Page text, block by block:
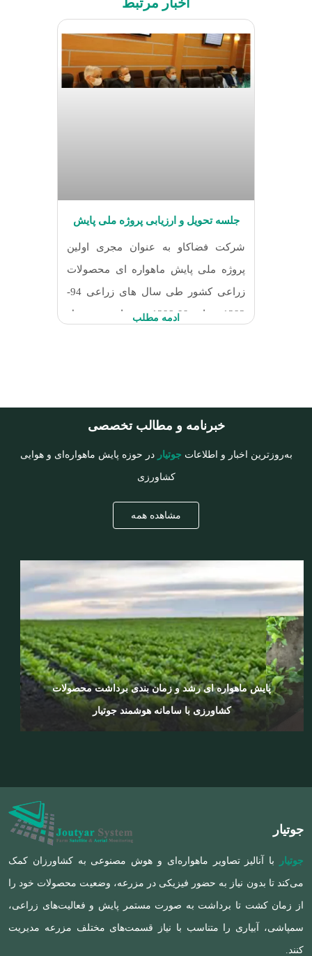
جلسه تحویل و ارزیابی پروژه ملی پایش
شرکت فضاکاو به عنوان مجری اولین
پروژه ملی پایش ماهواره ای محصولات
زراعی کشور طی سال های زراعی 94-
1393 تا 99-1398، چهار محصولادمه مطلب
خبرنامه و مطالب تخصصی
به‌روزترین اخبار و اطلاعات جوتیار در حوزه پایش ماهواره‌ای و هوایی
کشاورزی
مشاهده همه
پایش ماهواره ای رشد و زمان بندی برداشت محصولات
کشاورزی با سامانه هوشمند جوتیار
جوتیار
جوتیار با آنالیز تصاویر ماهواره‌ای و هوش مصنوعی به کشاورزان کمک
می‌کند تا بدون نیاز به حضور فیزیکی در مزرعه، وضعیت محصولات خود را
از زمان کشت تا برداشت به صورت مستمر پایش و فعالیت‌های زراعی،
سمپاشی، آبیاری را متناسب با نیاز قسمت‌های مختلف مزرعه‌ مدیریت
کنند.